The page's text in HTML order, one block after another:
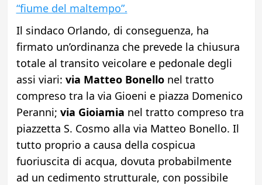
“fiume del maltempo”.
Il sindaco Orlando, di conseguenza, ha
firmato un’ordinanza che prevede la chiusura
totale al transito veicolare e pedonale degli
assi viari: via Matteo Bonellonel tratto
compreso tra la via Gioeni e piazza Domenico
Peranni; via Gioiamia nel tratto compreso tra
piazzetta S. Cosmo alla via Matteo Bonello. Il
tutto proprio a causa della cospicua
fuoriuscita di acqua, dovuta probabilmente
ad un cedimento strutturale, con possibile